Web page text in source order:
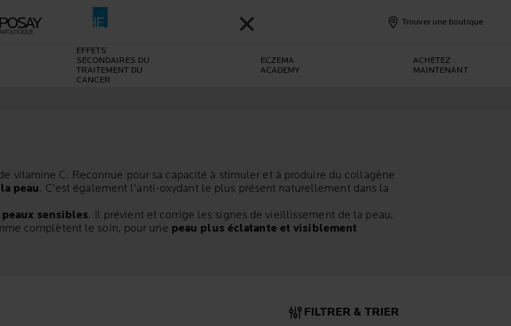
Trouver une boutique
EFFETS
SECONDAIRES DU
TRAITEMENT DU
CANCER
ECZEMA
ACADEMY
ACHETEZ
MAINTENANT
vitamine C. Reconnue pour sa capacité à stimuler et à produire du collagène
peau. C'est également l'anti-oxydant le plus présent naturellement dans la
sensibles. Il prévient et corrige les signes de vieillissement de la peau,
complètent le soin, pour une peau plus éclatante et visiblement
FILTRER & TRIER
✕